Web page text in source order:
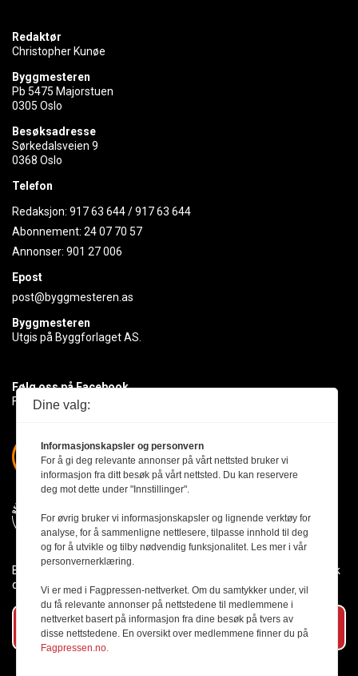
Redaktør
Christopher Kunøe
Byggmesteren
Pb 5475 Majorstuen
0305 Oslo
Besøksadresse
Sørkedalsveien 9
0368 Oslo
Telefon
Redaksjon: 917 63 644/917 63 644
Abonnement: 24 07 70 57
Annonser: 901 27 006
Epost
post@byggmesteren.as
Byggmesteren
Utgis på Byggforlaget AS.
Følg oss på Facebook
Få med deg det siste innen byggebransjen
Byggmesteren følger Vær Varsom-plakaten og presseetikken slik
den er nedfelt i Redaktørplakaten.
Abonner på vårt nyhetsbrev
Dine valg:
Informasjonskapsler og personvern
For å gi deg relevante annonser på vårt nettsted bruker vi
informasjon fra ditt besøk på vårt nettsted. Du kan reservere
deg mot dette under "Innstillinger".
For øvrig bruker vi informasjonskapsler og lignende verktøy for
analyse, for å sammenligne nettlesere, tilpasse innhold til deg
og for å utvikle og tilby nødvendig funksjonalitet. Les mer i vår
personvernerklæring.
Vi er med i Fagpressen-nettverket. Om du samtykker under, vil
du få relevante annonser på nettstedene til medlemmene i
nettverket basert på informasjon fra dine besøk på tvers av
disse nettstedene. En oversikt over medlemmene finner du på
Fagpressen.no.